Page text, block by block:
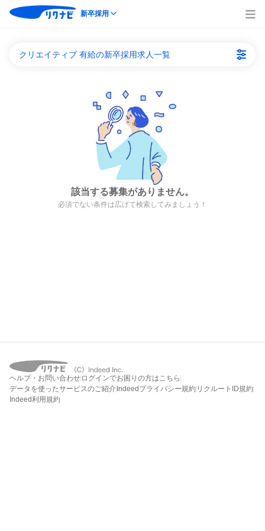
新卒採用
クリエイティブ 有給の新卒採用求人一覧
該当する募集がありません。
必須でない条件は広げて検索してみましょう！
ヘルプ・お問い合わせ ログインでお困りの方はこちら
データを使ったサービスのご紹介 Indeedプライバシー規約 リクルートID規約
Indeed利用規約